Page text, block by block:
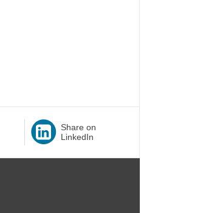
Share on
LinkedIn